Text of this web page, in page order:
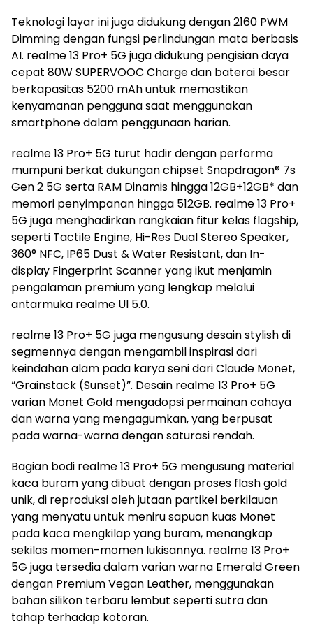
Teknologi layar ini juga didukung dengan 2160 PWM
Dimming dengan fungsi perlindungan mata berbasis
AI. realme 13 Pro+ 5G juga didukung pengisian daya
cepat 80W SUPERVOOC Charge dan baterai besar
berkapasitas 5200 mAh untuk memastikan
kenyamanan pengguna saat menggunakan
smartphone dalam penggunaan harian.
realme 13 Pro+ 5G turut hadir dengan performa
mumpuni berkat dukungan chipset Snapdragon® 7s
Gen 2 5G serta RAM Dinamis hingga 12GB+12GB* dan
memori penyimpanan hingga 512GB. realme 13 Pro+
5G juga menghadirkan rangkaian fitur kelas flagship,
seperti Tactile Engine, Hi-Res Dual Stereo Speaker,
360° NFC, IP65 Dust & Water Resistant, dan In-
display Fingerprint Scanner yang ikut menjamin
pengalaman premium yang lengkap melalui
antarmuka realme UI 5.0.
realme 13 Pro+ 5G juga mengusung desain stylish di
segmennya dengan mengambil inspirasi dari
keindahan alam pada karya seni dari Claude Monet,
“Grainstack (Sunset)”. Desain realme 13 Pro+ 5G
varian Monet Gold mengadopsi permainan cahaya
dan warna yang mengagumkan, yang berpusat
pada warna-warna dengan saturasi rendah.
Bagian bodi realme 13 Pro+ 5G mengusung material
kaca buram yang dibuat dengan proses flash gold
unik, di reproduksi oleh jutaan partikel berkilauan
yang menyatu untuk meniru sapuan kuas Monet
pada kaca mengkilap yang buram, menangkap
sekilas momen-momen lukisannya. realme 13 Pro+
5G juga tersedia dalam varian warna Emerald Green
dengan Premium Vegan Leather, menggunakan
bahan silikon terbaru lembut seperti sutra dan
tahap terhadap kotoran.